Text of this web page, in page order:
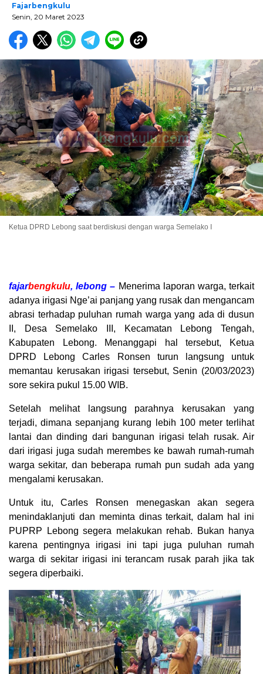
Fajarbengkulu
Senin, 20 Maret 2023
Ketua DPRD Lebong saat berdiskusi dengan warga Semelako I
fajarbengkulu, lebong – Menerima laporan warga, terkait
adanya irigasi Nge’ai panjang yang rusak dan mengancam
abrasi terhadap puluhan rumah warga yang ada di dusun
II, Desa Semelako III, Kecamatan Lebong Tengah,
Kabupaten Lebong. Menanggapi hal tersebut, Ketua
DPRD Lebong Carles Ronsen turun langsung untuk
memantau kerusakan irigasi tersebut, Senin (20/03/2023)
sore sekira pukul 15.00 WIB.
Setelah melihat langsung parahnya kerusakan yang
terjadi, dimana sepanjang kurang lebih 100 meter terlihat
lantai dan dinding dari bangunan irigasi telah rusak. Air
dari irigasi juga sudah merembes ke bawah rumah-rumah
warga sekitar, dan beberapa rumah pun sudah ada yang
mengalami kerusakan.
Untuk itu, Carles Ronsen menegaskan akan segera
menindaklanjuti dan meminta dinas terkait, dalam hal ini
PUPRP Lebong segera melakukan rehab. Bukan hanya
karena pentingnya irigasi ini tapi juga puluhan rumah
warga di sekitar irigasi ini terancam rusak parah jika tak
segera diperbaiki.